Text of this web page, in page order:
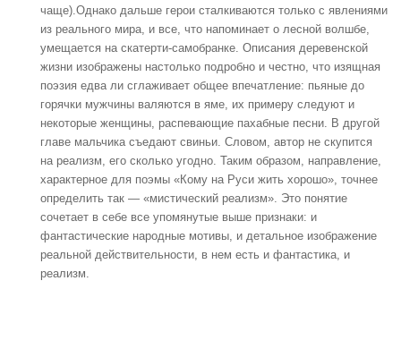
чаще).Однако дальше герои сталкиваются только с явлениями
из реального мира, и все, что напоминает о лесной волшбе,
умещается на скатерти-самобранке. Описания деревенской
жизни изображены настолько подробно и честно, что изящная
поэзия едва ли сглаживает общее впечатление: пьяные до
горячки мужчины валяются в яме, их примеру следуют и
некоторые женщины, распевающие пахабные песни. В другой
главе мальчика съедают свиньи. Словом, автор не скупится
на реализм, его сколько угодно. Таким образом, направление,
характерное для поэмы «Кому на Руси жить хорошо», точнее
определить так — «мистический реализм». Это понятие
сочетает в себе все упомянутые выше признаки: и
фантастические народные мотивы, и детальное изображение
реальной действительности, в нем есть и фантастика, и
реализм.